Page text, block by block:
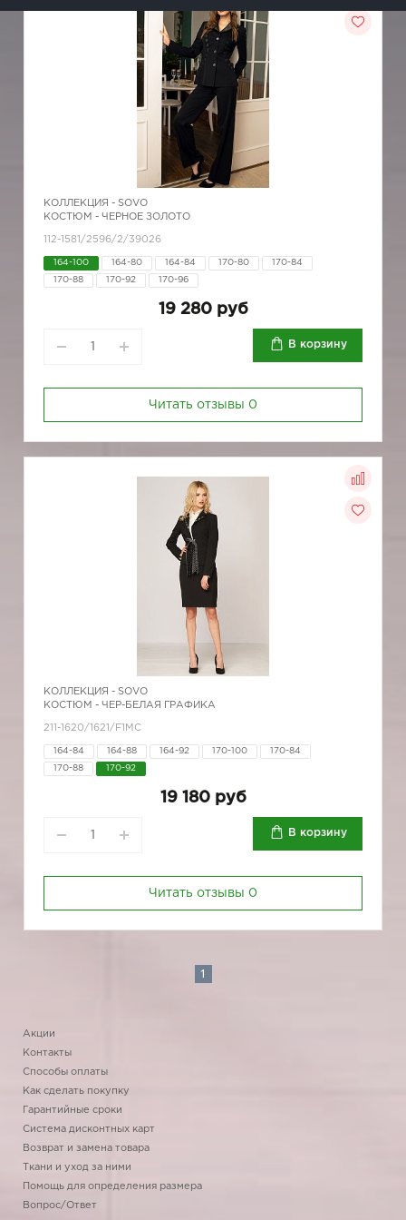
КОЛЛЕКЦИЯ - SOVO
КОСТЮМ - ЧЕРНОЕ ЗОЛОТО
112-1581/2596/2/39026
164-100 164-80 164-84 170-80 170-84
170-88 170-92 170-96
19 280 руб
В корзину
Читать отзывы 0
КОЛЛЕКЦИЯ - SOVO
КОСТЮМ - ЧЕР-БЕЛАЯ ГРАФИКА
211-1620/1621/F1MC
164-84 164-88 164-92 170-100 170-84
170-88 170-92
19 180 руб
В корзину
Читать отзывы 0
1
Акции
Контакты
Способы оплаты
Как сделать покупку
Гарантийные сроки
Система дисконтных карт
Возврат и замена товара
Ткани и уход за ними
Помощь для определения размера
Вопрос/Ответ